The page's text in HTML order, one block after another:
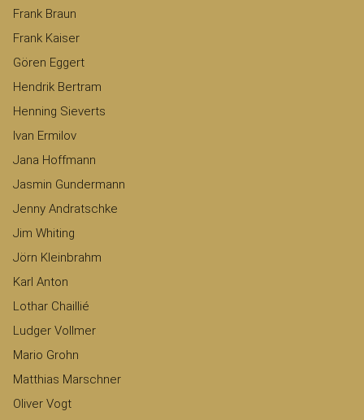
Frank Braun
Frank Kaiser
Gören Eggert
Hendrik Bertram
Henning Sieverts
Ivan Ermilov
Jana Hoffmann
Jasmin Gundermann
Jenny Andratschke
Jim Whiting
Jörn Kleinbrahm
Karl Anton
Lothar Chaillié
Ludger Vollmer
Mario Grohn
Matthias Marschner
Oliver Vogt